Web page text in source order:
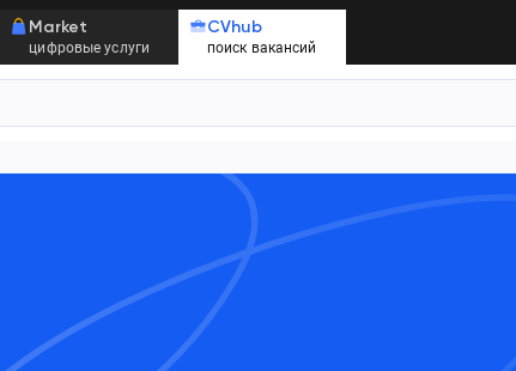
Market
цифровые услуги
CVhub
поиск вакансий